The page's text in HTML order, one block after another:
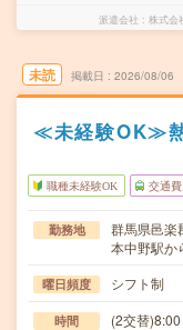
派遣会社 株式会
未読 掲載日 2026/08/06
≪未経験OK≫
職種未経験OK 交通
勤務地
群馬県邑楽
本中野駅か
曜日頻度 シフト制
時間 (2交替